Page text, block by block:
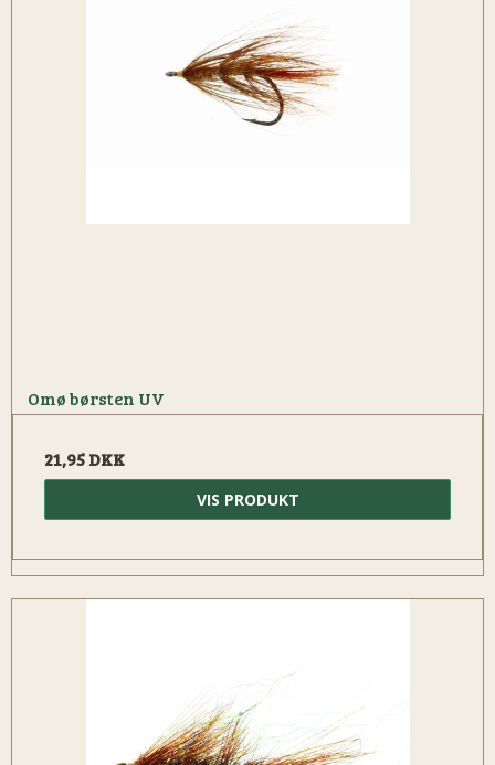
Omø børsten UV
21,95 DKK
VIS PRODUKT